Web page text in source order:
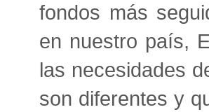
fondos más
en nuestro país,
las necesidades
son diferentes y